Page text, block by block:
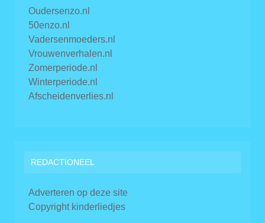
Oudersenzo.nl
50enzo.nl
Vadersenmoeders.nl
Vrouwenverhalen.nl
Zomerperiode.nl
Winterperiode.nl
Afscheidenverlies.nl
REDACTIONEEL
Adverteren op deze site
Copyright kinderliedjes